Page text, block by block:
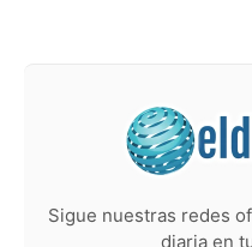
Sigue nuestras redes
diaria en